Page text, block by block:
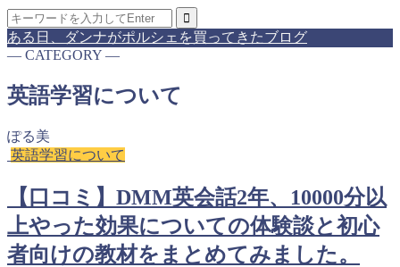
ある日、ダンナがポルシェを買ってきたブログ
― CATEGORY ―
英語学習について
ぽる美
英語学習について
【口コミ】DMM英会話2年、10000分以
上やった効果についての体験談と初心
者向けの教材をまとめてみました。